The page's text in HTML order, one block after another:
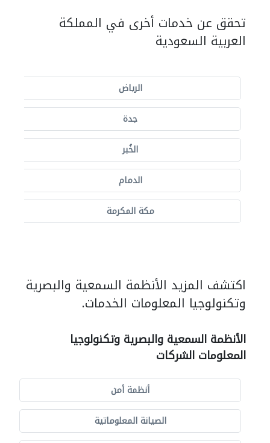
تحقق عن خدمات أخرى في المملكة
العربية السعودية
الرياض
جدة
الخُبر
الدمام
مكة المكرمة
اكتشف المزيد الأنظمة السمعية والبصرية
وتكنولوجيا المعلومات الخدمات.
الأنظمة السمعية والبصرية وتكنولوجيا
المعلومات الشركات
أنظمة أمن
الصيانة المعلوماتية